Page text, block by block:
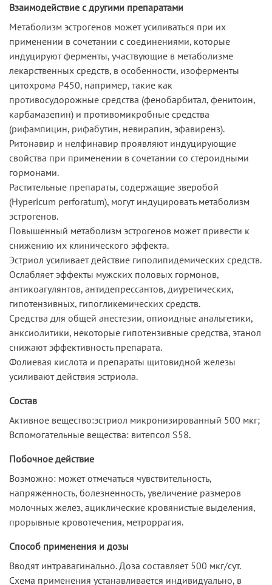
Взаимодействие с другими препаратами
Метаболизм эстрогенов может усиливаться при их
применении в сочетании с соединениями, которые
индуцируют ферменты, участвующие в метаболизме
лекарственных средств, в особенности, изоферменты
цитохрома Р450, например, такие как
противосудорожные средства (фенобарбитал, фенитоин,
карбамазепин) и противомикробные средства
(рифампицин, рифабутин, невирапин, эфавиренз).
Ритонавир и нелфинавир проявляют индуцирующие
свойства при применении в сочетании со стероидными
гормонами.
Растительные препараты, содержащие зверобой
(Hypericum perforatum), могут индуцировать метаболизм
эстрогенов.
Повышенный метаболизм эстрогенов может привести к
снижению их клинического эффекта.
Эстриол усиливает действие гиполипидемических средств.
Ослабляет эффекты мужских половых гормонов,
антикоагулянтов, антидепрессантов, диуретических,
гипотензивных, гипогликемических средств.
Средства для общей анестезии, опиоидные анальгетики,
анксиолитики, некоторые гипотензивные средства, этанол
снижают эффективность препарата.
Фолиевая кислота и препараты щитовидной железы
усиливают действия эстриола.
Состав
Активное вещество:эстриол микронизированный 500 мкг;
Вспомогательные вещества: витепсол S58.
Побочное действие
Возможно: может отмечаться чувствительность,
напряженность, болезненность, увеличение размеров
молочных желез, ациклические кровянистые выделения,
прорывные кровотечения, метроррагия.
Способ применения и дозы
Вводят интравагинально. Доза составляет 500 мкг/сут.
Схема применения устанавливается индивидуально, в